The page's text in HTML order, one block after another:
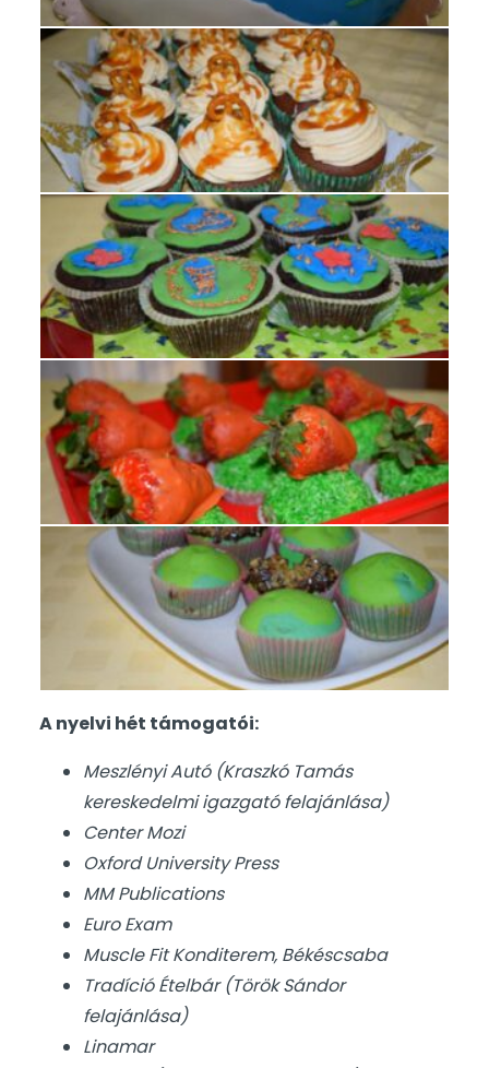
A nyelvi hét támogatói:
Meszlényi Autó (Kraszkó Tamás
kereskedelmi igazgató felajánlása)
Center Mozi
Oxford University Press
MM Publications
Euro Exam
Muscle Fit Konditerem, Békéscsaba
Tradíció Ételbár (Török Sándor
felajánlása)
Linamar